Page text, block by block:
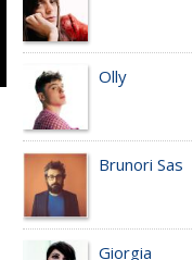
Olly
Brunori Sas
Giorgia